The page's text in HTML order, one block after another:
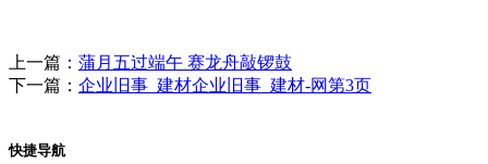
上一篇： 蒲月五过端午 赛龙舟敲锣鼓
下一篇： 企业旧事_建材企业旧事_建材-网第3页
快捷导航